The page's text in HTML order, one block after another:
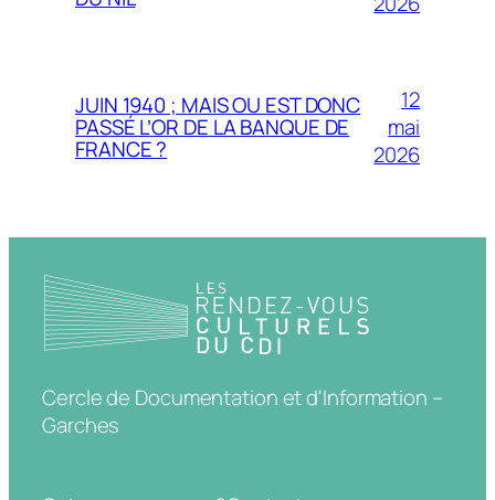
JUIN 1940 ; MAIS OU EST DONC
PASSÉ L’OR DE LA BANQUE DE
FRANCE ?
12
mai
2026
Cercle de Documentation et d'Information –
Garches